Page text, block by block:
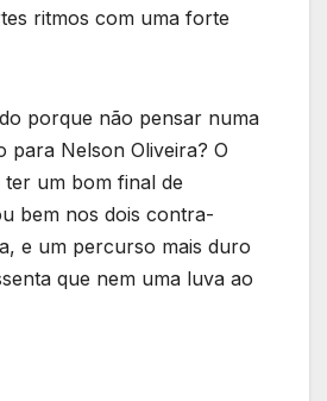
ritmos com uma forte
porque não pensar numa
para Nelson Oliveira? O
um bom final de
bem nos dois contra-
e um percurso mais duro
que nem uma luva ao